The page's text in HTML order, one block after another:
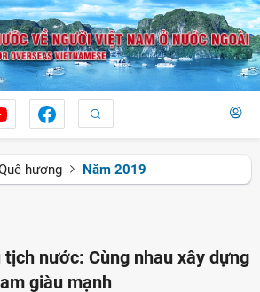
hương Năm 2019
tịch nước: Cùng nhau xây dựng
giàu mạnh